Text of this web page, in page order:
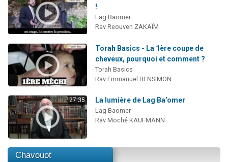
!
Lag Baomer
Rav Reouven ZAKAÏM
Torah Basics - La 1ère coupe de
cheveux, pourquoi et comment ?
Torah Basics
Rav Emmanuel BENSIMON
27:35 La lumière de Lag Ba’omer
Lag Baomer
Rav Moché KAUFMANN
Chavouot